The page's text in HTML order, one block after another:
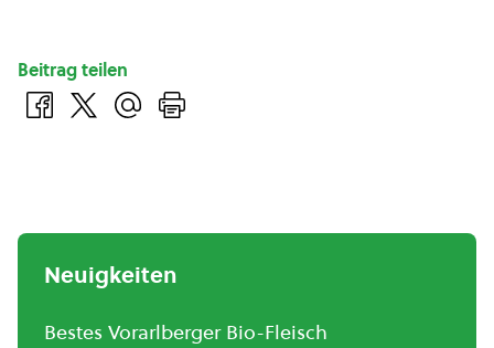
Beitrag teilen
Neuigkeiten
Bestes Vorarlberger Bio-Fleisch